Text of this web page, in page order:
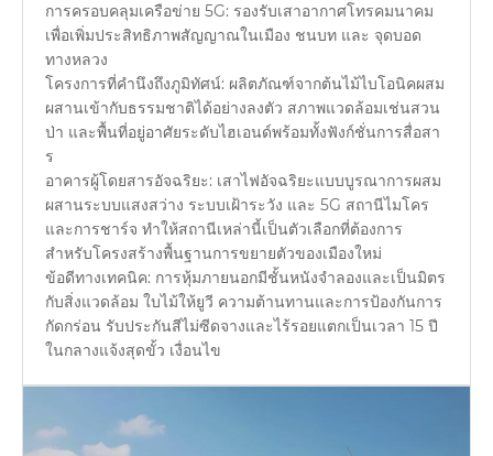
การครอบคลุมเครือข่าย 5G: รองรับเสาอากาศโทรคมนาคม
เพื่อเพิ่มประสิทธิภาพสัญญาณในเมือง ชนบท และ จุดบอด
ทางหลวง
โครงการที่คำนึงถึงภูมิทัศน์: ผลิตภัณฑ์จากต้นไม้ไบโอนิคผสม
ผสานเข้ากับธรรมชาติได้อย่างลงตัว สภาพแวดล้อมเช่นสวน
ป่า และพื้นที่อยู่อาศัยระดับไฮเอนด์พร้อมทั้งฟังก์ชั่นการสื่อสา
ร
อาคารผู้โดยสารอัจฉริยะ: เสาไฟอัจฉริยะแบบบูรณาการผสม
ผสานระบบแสงสว่าง ระบบเฝ้าระวัง และ 5G สถานีไมโคร
และการชาร์จ ทำให้สถานีเหล่านี้เป็นตัวเลือกที่ต้องการ
สำหรับโครงสร้างพื้นฐานการขยายตัวของเมืองใหม่
ข้อดีทางเทคนิค: การหุ้มภายนอกมีชั้นหนังจำลองและเป็นมิตร
กับสิ่งแวดล้อม ใบไม้ให้ยูวี ความต้านทานและการป้องกันการ
กัดกร่อน รับประกันสีไม่ซีดจางและไร้รอยแตกเป็นเวลา 15 ปี
ในกลางแจ้งสุดขั้ว เงื่อนไข